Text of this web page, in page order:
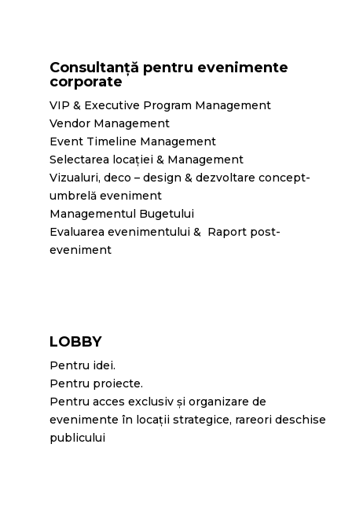
Consultanță pentru evenimente
corporate
VIP & Executive Program Management
Vendor Management
Event Timeline Management
Selectarea locației & Management
Vizualuri, deco – design & dezvoltare concept-
umbrelă eveniment
Managementul Bugetului
Evaluarea evenimentului & Raport post-
eveniment
LOBBY
Pentru idei.
Pentru proiecte.
Pentru acces exclusiv și organizare de
evenimente în locații strategice, rareori deschise
publicului